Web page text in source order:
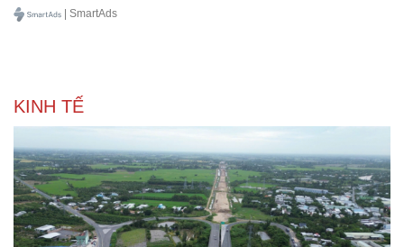
| SmartAds
KINH TẾ